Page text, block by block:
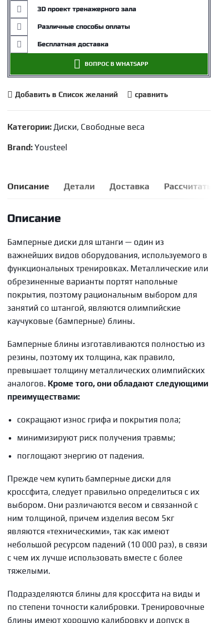
3D проект тренажерного зала
Различные способы оплаты
Бесплатная доставка
ВОПРОС В WHATSAPP
Добавить в Список желаний сравнить
Категории: Диски, Свободные веса
Brand: Yousteel
Описание Детали Доставка Рассчитать
Описание
Бамперные диски для штанги — один из
важнейших видов оборудования, используемого в
функциональных тренировках. Металлические или
обрезиненные варианты портят напольные
покрытия, поэтому рациональным выбором для
занятий со штангой, являются олимпийские
каучуковые (бамперные) блины.
Бамперные блины изготавливаются полностью из
резины, поэтому их толщина, как правило,
превышает толщину металлических олимпийских
аналогов. Кроме того, они обладают следующими
преимуществами:
сокращают износ грифа и покрытия пола;
минимизируют риск получения травмы;
поглощают энергию от падения.
Прежде чем купить бамперные диски для
кроссфита, следует правильно определиться с их
выбором. Они различаются весом и связанной с
ним толщиной, причем изделия весом 5кг
являются «техническими», так как имеют
небольшой ресурсом падений (10 000 раз), в связи
с чем их лучше использовать вместе с более
тяжелыми.
Подразделяются блины для кроссфита на виды и
по степени точности калибровки. Тренировочные
блины имеют хорошую калибровку и допуск в